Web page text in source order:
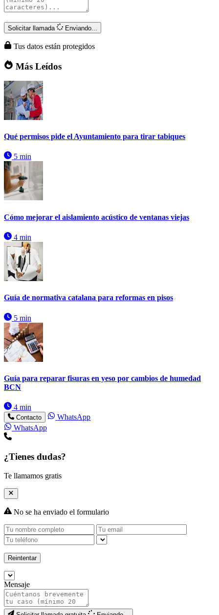
Solicitar llamada Enviando...
Tus datos están protegidos
Más Leídos
Qué permisos pide el Ayuntamiento para tirar tabiques
5 min
Cómo mejorar el aislamiento acústico de ventanas viejas
4 min
Guía de normativa catalana para reformas en pisos
5 min
Guía para reparar fisuras en yeso por cambios de humedad
BCN
4 min
Contacto
WhatsApp
WhatsApp
¿Tienes dudas?
Te llamamos gratis
No se ha enviado el formulario
Reintentar
Mensaje